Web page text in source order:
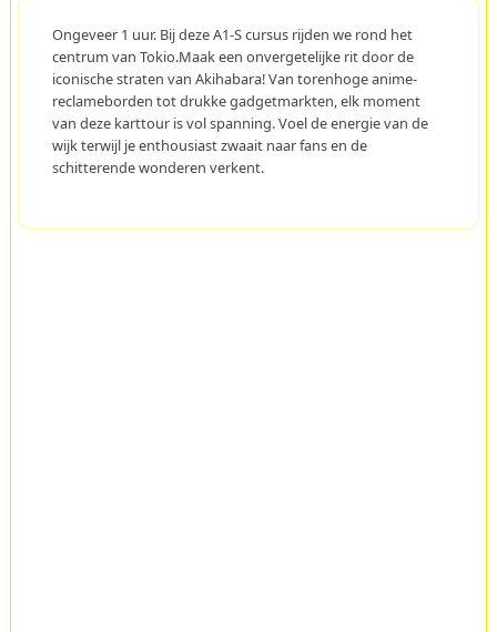
Ongeveer 1 uur. Bij deze A1-S cursus rijden we rond het
centrum van Tokio.Maak een onvergetelijke rit door de
iconische straten van Akihabara! Van torenhoge anime-
reclameborden tot drukke gadgetmarkten, elk moment
van deze karttour is vol spanning. Voel de energie van de
wijk terwijl je enthousiast zwaait naar fans en de
schitterende wonderen verkent.